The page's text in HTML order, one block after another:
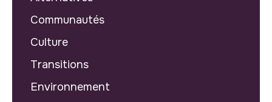
Communautés
Culture
Transitions
Environnement